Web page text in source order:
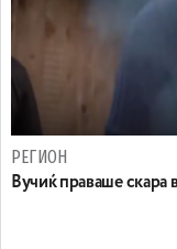
РЕГИОН
Вучиќ праваше